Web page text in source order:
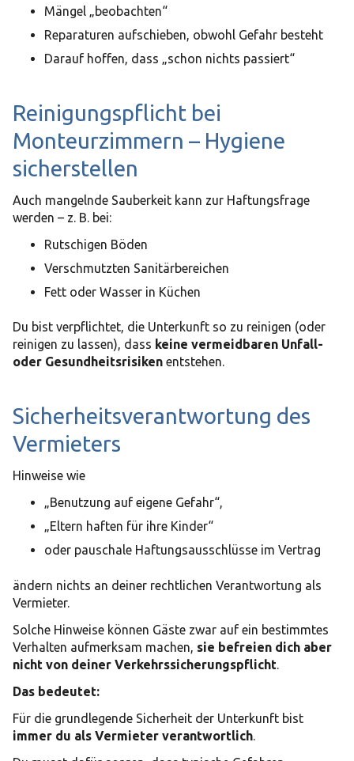
Mängel „beobachten“
Reparaturen aufschieben, obwohl Gefahr besteht
Darauf hoffen, dass „schon nichts passiert“
Reinigungspflicht bei
Monteurzimmern – Hygiene
sicherstellen
Auch mangelnde Sauberkeit kann zur Haftungsfrage
werden – z. B. bei:
Rutschigen Böden
Verschmutzten Sanitärbereichen
Fett oder Wasser in Küchen
Du bist verpflichtet, die Unterkunft so zu reinigen (oder
reinigen zu lassen), dass keine vermeidbaren Unfall-
oder Gesundheitsrisiken entstehen.
Sicherheitsverantwortung des
Vermieters
Hinweise wie
„Benutzung auf eigene Gefahr“,
„Eltern haften für ihre Kinder“
oder pauschale Haftungsausschlüsse im Vertrag
ändern nichts an deiner rechtlichen Verantwortung als
Vermieter.
Solche Hinweise können Gäste zwar auf ein bestimmtes
Verhalten aufmerksam machen, sie befreien dich aber
nicht von deiner Verkehrssicherungspflicht.
Das bedeutet:
Für die grundlegende Sicherheit der Unterkunft bist
immer du als Vermieter verantwortlich.